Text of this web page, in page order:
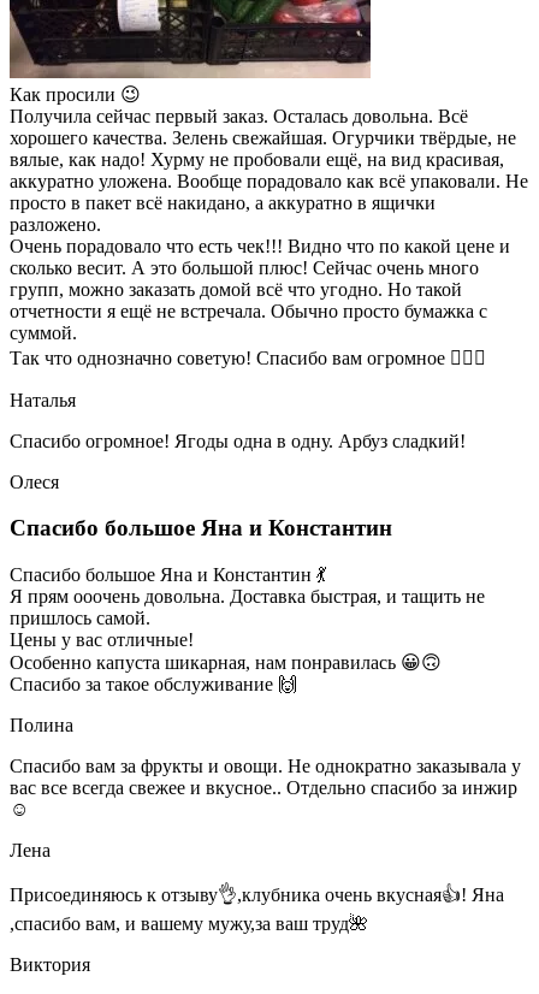
Как просили 😉
Получила сейчас первый заказ. Осталась довольна. Всё
хорошего качества. Зелень свежайшая. Огурчики твёрдые, не
вялые, как надо! Хурму не пробовали ещё, на вид красивая,
аккуратно уложена. Вообще порадовало как всё упаковали. Не
просто в пакет всё накидано, а аккуратно в ящички
разложено.
Очень порадовало что есть чек!!! Видно что по какой цене и
сколько весит. А это большой плюс! Сейчас очень много
групп, можно заказать домой всё что угодно. Но такой
отчетности я ещё не встречала. Обычно просто бумажка с
суммой.
Так что однозначно советую! Спасибо вам огромное 👍🏼🌺
Наталья
Спасибо огромное! Ягоды одна в одну. Арбуз сладкий!
Олеся
Спасибо большое Яна и Константин
Спасибо большое Яна и Константин 💃
Я прям ооочень довольна. Доставка быстрая, и тащить не
пришлось самой.
Цены у вас отличные!
Особенно капуста шикарная, нам понравилась 😀🙃
Спасибо за такое обслуживание 🙌
Полина
Спасибо вам за фрукты и овощи. Не однократно заказывала у
вас все всегда свежее и вкусное.. Отдельно спасибо за инжир
☺
Лена
Присоединяюсь к отзыву👌,клубника очень вкусная👍! Яна
,спасибо вам, и вашему мужу,за ваш труд🌺
Виктория